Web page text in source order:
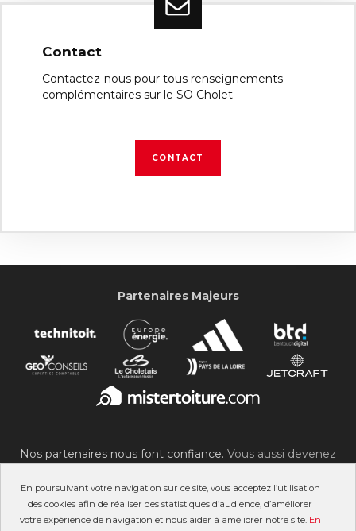
En poursuivant votre navigation sur ce site, vous acceptez l’utilisation
des cookies afin de réaliser des statistiques d’audience, d’améliorer
votre expérience de navigation et nous aider à améliorer notre site. En
Contact
Contactez-nous pour tous renseignements
complémentaires sur le SO Cholet
CONTACT
Partenaires Majeurs
Nos partenaires nous font confiance. Vous aussi devenez